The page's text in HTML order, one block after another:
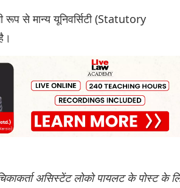
रूप से मान्य यूनिवर्सिटी (Statutory
असिस्टेंट लोको पायलट के पोस्ट के